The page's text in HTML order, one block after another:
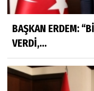
BAŞKAN ERDEM:
VERDİ,...